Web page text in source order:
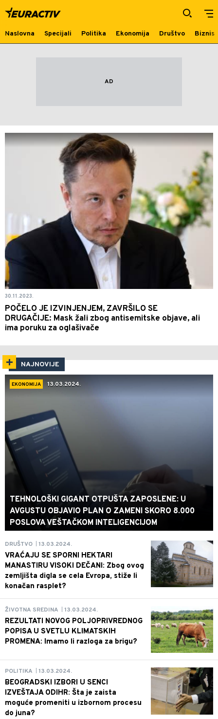
izvinjenje
Naslovna Specijali Politika Ekonomija Društvo Biznis
30.11.2023.
POČELO JE IZVINJENJEM, ZAVRŠILO SE
DRUGAČIJE: Mask žali zbog antisemitske objave, ali
ima poruku za oglašivače
NAJNOVIJE
EKONOMIJA 13.03.2024.
TEHNOLOŠKI GIGANT OTPUŠTA ZAPOSLENE: U
AVGUSTU OBJAVIO PLAN O ZAMENI SKORO 8.000
POSLOVA VEŠTAČKOM INTELIGENCIJOM
DRUŠTVO 13.03.2024.
VRAĆAJU SE SPORNI HEKTARI
MANASTIRU VISOKI DEČANI: Zbog ovog
zemljišta digla se cela Evropa, stiže li
konačan rasplet?
ŽIVOTNA SREDINA 13.03.2024.
REZULTATI NOVOG POLJOPRIVREDNOG
POPISA U SVETLU KLIMATSKIH
PROMENA: Imamo li razloga za brigu?
POLITIKA 13.03.2024.
BEOGRADSKI IZBORI U SENCI
IZVEŠTAJA ODIHR: Šta je zaista
moguće promeniti u izbornom procesu
do juna?